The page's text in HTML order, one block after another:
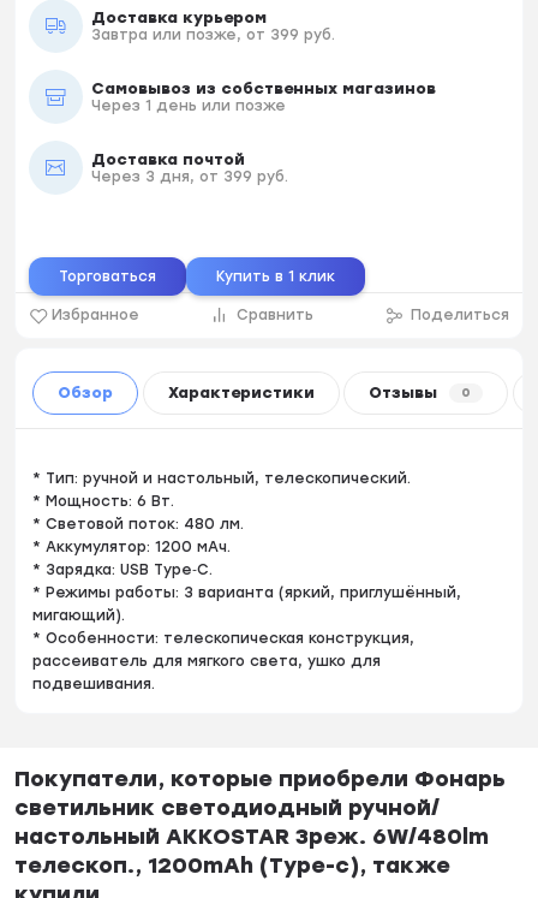
Доставка курьером
Завтра или позже, от 399 руб.
Самовывоз из собственных магазинов
Через 1 день или позже
Доставка почтой
Через 3 дня, от 399 руб.
Избранное Сравнить Поделиться
Торговаться Купить в 1 клик
Обзор Характеристики Отзывы 0
* Тип: ручной и настольный, телескопический.
* Мощность: 6 Вт.
* Световой поток: 480 лм.
* Аккумулятор: 1200 мАч.
* Зарядка: USB Type‑C.
* Режимы работы: 3 варианта (яркий, приглушённый,
мигающий).
* Особенности: телескопическая конструкция,
рассеиватель для мягкого света, ушко для
подвешивания.
Покупатели, которые приобрели Фонарь
светильник светодиодный ручной/
настольный AKKOSTAR 3реж. 6W/480lm
телескоп., 1200mAh (Type-c), также